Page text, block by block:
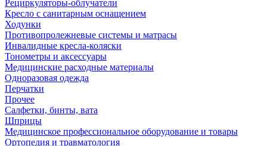
Рециркуляторы-облучатели
Кресло с санитарным оснащением
Ходунки
Противопролежневые системы и матрасы
Инвалидные кресла-коляски
Тонометры и аксессуары
Медицинские расходные материалы
Одноразовая одежда
Перчатки
Прочее
Салфетки, бинты, вата
Шприцы
Медицинское профессиональное оборудование и товары
Ортопедия и травматология